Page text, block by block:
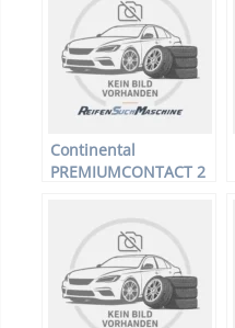
Continental
PREMIUMCONTACT 2